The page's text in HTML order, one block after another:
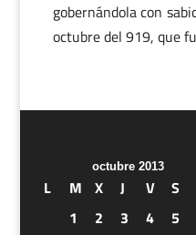
gobernándola con
octubre del 919, que
octubre 2013
L M X J V S
1
2 3 4 5